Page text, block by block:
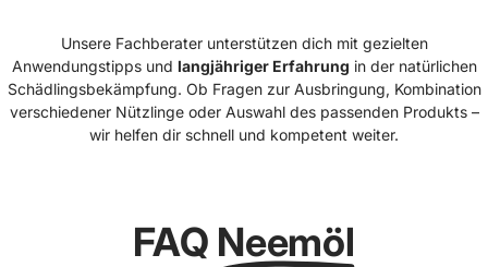
Unsere Fachberater unterstützen dich mit gezielten
Anwendungstipps und langjähriger Erfahrung in der natürlichen
Schädlingsbekämpfung. Ob Fragen zur Ausbringung, Kombination
verschiedener Nützlinge oder Auswahl des passenden Produkts –
wir helfen dir schnell und kompetent weiter.
FAQ Neemöl